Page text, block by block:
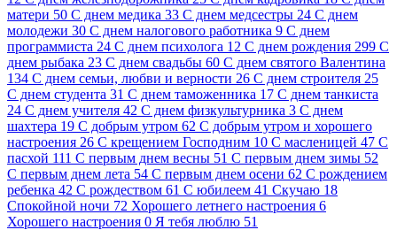
матери 50 С днем медика 33 С днем медсестры 24 С днем
молодежи 30 С днем налогового работника 9 С днем
программиста 24 С днем психолога 12 С днем рождения 299 С
днем рыбака 23 С днем свадьбы 60 С днем святого Валентина
134 С днем семьи, любви и верности 26 С днем строителя 25
С днем студента 31 С днем таможенника 17 С днем танкиста
24 С днем учителя 42 С днем физкультурника 3 С днем
шахтера 19 С добрым утром 62 С добрым утром и хорошего
настроения 26 С крещением Господним 10 С масленицей 47 С
пасхой 111 С первым днем весны 51 С первым днем зимы 52
С первым днем лета 54 С первым днем осени 62 С рождением
ребенка 42 С рождеством 61 С юбилеем 41 Скучаю 18
Спокойной ночи 72 Хорошего летнего настроения 6
Хорошего настроения 0 Я тебя люблю 51